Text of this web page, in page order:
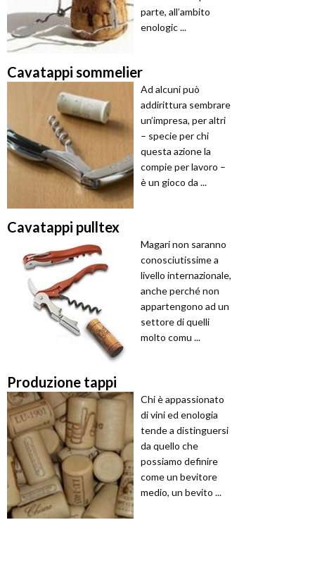
parte, all’ambito
enologic ...
Cavatappi sommelier
Ad alcuni può
addirittura sembrare
un’impresa, per altri
– specie per chi
questa azione la
compie per lavoro –
è un gioco da ...
Cavatappi pulltex
Magari non saranno
conosciutissime a
livello internazionale,
anche perché non
appartengono ad un
settore di quelli
molto comu ...
Produzione tappi
Chi è appassionato
di vini ed enologia
tende a distinguersi
da quello che
possiamo definire
come un bevitore
medio, un bevito ...